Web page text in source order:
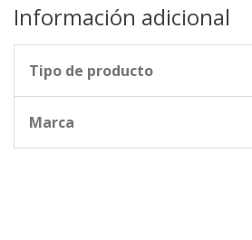
Información adicional
Tipo de producto
Marca